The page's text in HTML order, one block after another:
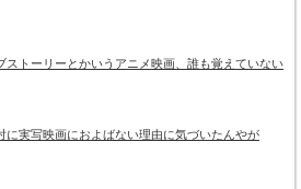
ストーリーとかいうアニメ映画、誰も覚えていない
に実写映画におよばない理由に気づいたんやが